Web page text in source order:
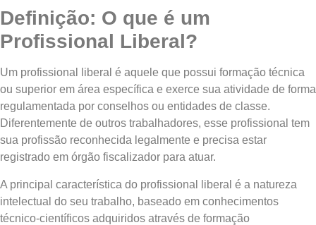
Definição: O que é um
Profissional Liberal?
Um profissional liberal é aquele que possui formação técnica
ou superior em área específica e exerce sua atividade de forma
regulamentada por conselhos ou entidades de classe.
Diferentemente de outros trabalhadores, esse profissional tem
sua profissão reconhecida legalmente e precisa estar
registrado em órgão fiscalizador para atuar.
A principal característica do profissional liberal é a natureza
intelectual do seu trabalho, baseado em conhecimentos
técnico-científicos adquiridos através de formação